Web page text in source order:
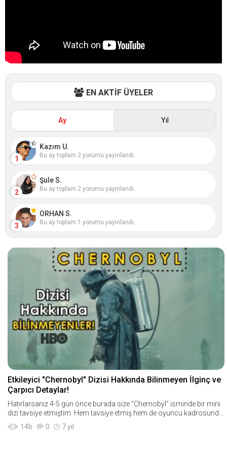
EN AKTİF ÜYELER
Ay Yıl
1
Kazım U.
Bu ay toplam 2 yorumu yayınlandı.
2
Şule S.
Bu ay toplam 2 yorumu yayınlandı.
3
ORHAN S.
Bu ay toplam 1 yorumu yayınlandı.
Etkileyici "Chernobyl" Dizisi Hakkında Bilinmeyen İlginç ve
Çarpıcı Detaylar!
Hatırlarsanız 4-5 gün önce burada size "Chernobyl" isminde bir mini
dizi tavsiye etmiştim. Hem tavsiye etmiş hem de oyuncu kadrosunda
n ve gelecek bölü
14b 0 7 yıl